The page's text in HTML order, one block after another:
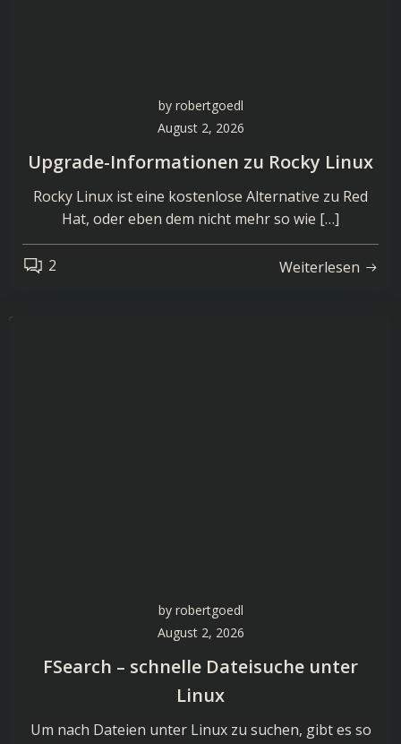
by robertgoedl
August 2, 2026
Upgrade-Informationen zu Rocky Linux
Rocky Linux ist eine kostenlose Alternative zu Red
Hat, oder eben dem nicht mehr so wie […]
2 Weiterlesen
by robertgoedl
August 2, 2026
FSearch – schnelle Dateisuche unter
Linux
Um nach Dateien unter Linux zu suchen, gibt es so